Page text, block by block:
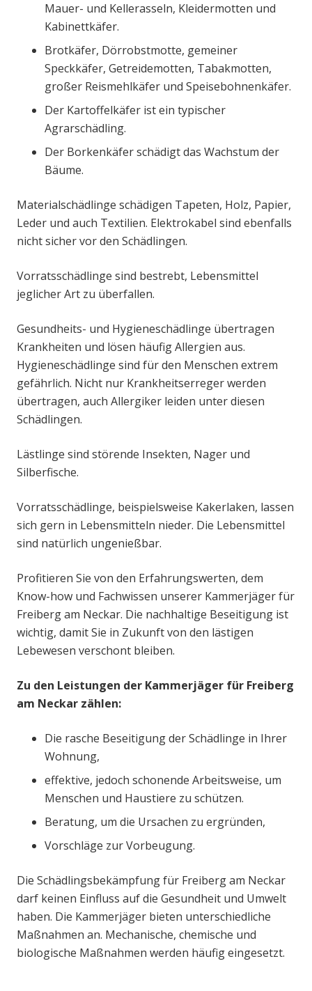
Mauer- und Kellerasseln, Kleidermotten und
Kabinettkäfer.
Brotkäfer, Dörrobstmotte, gemeiner
Speckkäfer, Getreidemotten, Tabakmotten,
großer Reismehlkäfer und Speisebohnenkäfer.
Der Kartoffelkäfer ist ein typischer
Agrarschädling.
Der Borkenkäfer schädigt das Wachstum der
Bäume.
Materialschädlinge schädigen Tapeten, Holz, Papier,
Leder und auch Textilien. Elektrokabel sind ebenfalls
nicht sicher vor den Schädlingen.
Vorratsschädlinge sind bestrebt, Lebensmittel
jeglicher Art zu überfallen.
Gesundheits- und Hygieneschädlinge übertragen
Krankheiten und lösen häufig Allergien aus.
Hygieneschädlinge sind für den Menschen extrem
gefährlich. Nicht nur Krankheitserreger werden
übertragen, auch Allergiker leiden unter diesen
Schädlingen.
Lästlinge sind störende Insekten, Nager und
Silberfische.
Vorratsschädlinge, beispielsweise Kakerlaken, lassen
sich gern in Lebensmitteln nieder. Die Lebensmittel
sind natürlich ungenießbar.
Profitieren Sie von den Erfahrungswerten, dem
Know-how und Fachwissen unserer Kammerjäger für
Freiberg am Neckar. Die nachhaltige Beseitigung ist
wichtig, damit Sie in Zukunft von den lästigen
Lebewesen verschont bleiben.
Zu den Leistungen der Kammerjäger für Freiberg
am Neckar zählen:
Die rasche Beseitigung der Schädlinge in Ihrer
Wohnung,
effektive, jedoch schonende Arbeitsweise, um
Menschen und Haustiere zu schützen.
Beratung, um die Ursachen zu ergründen,
Vorschläge zur Vorbeugung.
Die Schädlingsbekämpfung für Freiberg am Neckar
darf keinen Einfluss auf die Gesundheit und Umwelt
haben. Die Kammerjäger bieten unterschiedliche
Maßnahmen an. Mechanische, chemische und
biologische Maßnahmen werden häufig eingesetzt.